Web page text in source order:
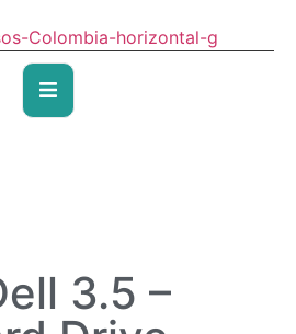
3.5 –